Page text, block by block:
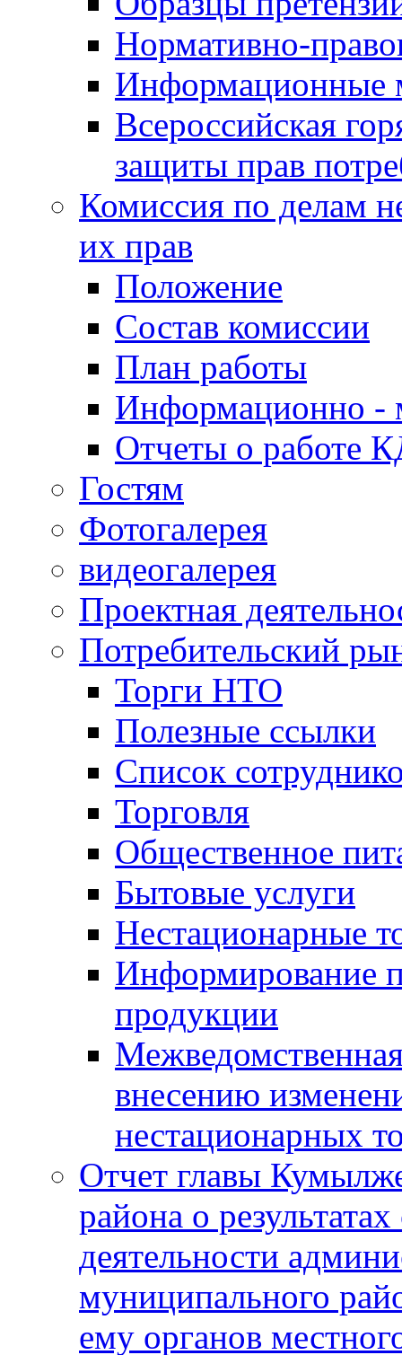
Нормативно-
Информационные
Всероссийская
защиты прав
Комиссия по делам
их прав
Положение
Состав комиссии
План работы
Информационно -
Отчеты о работе
Гостям
Фотогалерея
видеогалерея
Проектная
Потребительский
Торги НТО
Полезные ссылки
Список
Торговля
Общественное
Бытовые услуги
Нестационарные
Информирование
продукции
внесению
нестационарных
Отчет главы
района о
деятельности
муниципального
ему органов